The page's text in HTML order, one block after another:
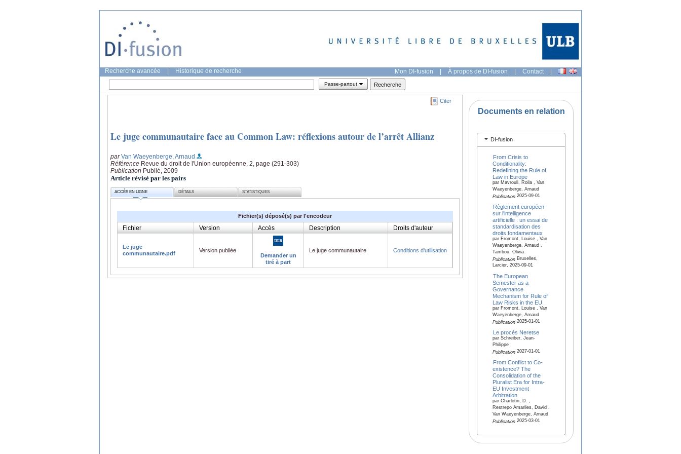
Recherche avancée Historique de recherche Mon DI-fusion | À propos de DI-fusion | Contact |
Passe-partout
Citer
Le juge communautaire face au Common Law: réflexions autour de l’arrêt Allianz
parVan Waeyenberge, Arnaud
Référence Revue du droit de l'Union européenne, 2, page (291-303)
Publication Publié, 2009
Article révisé par les pairs
ACCÈS EN LIGNE DÉTAILS STATISTIQUES
Fichier(s) déposé(s) par l'encodeur
Fichier Version Accès Description Droits d'auteur
Le juge
communautaire.pdf
Version publiée
Demander un
tiré à part
Le juge communautaire Conditions d'utilisation
Documents en relation
DI-fusion
From Crisis to
Conditionality:
Redefining the Rule of
Law in Europe
par Mavrouli, Roila , Van
Waeyenberge, Arnaud
Publication2025-09-01
Règlement européen
sur l'intelligence
artificielle : un essai de
standardisation des
droits fondamentaux
par Fromont, Louise , Van
Waeyenberge, Arnaud ,
Tambou, Olivia
PublicationBruxelles,
Larcier, 2025-09-01
The European
Semester as a
Governance
Mechanism for Rule of
Law Risks in the EU
par Fromont, Louise , Van
Waeyenberge, Arnaud
Publication2025-01-01
Le procès Neretse
par Schreiber, Jean-
Philippe
Publication2027-01-01
From Conflict to Co-
existence? The
Consolidation of the
Pluralist Era for Intra-
EU Investment
Arbitration
par Charlotin, D. ,
Restrepo Amariles, David ,
Van Waeyenberge, Arnaud
Publication2025-03-01